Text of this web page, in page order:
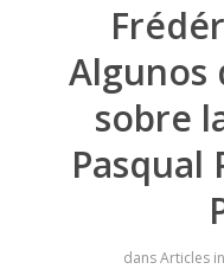
Algunos
sobre
Pasqual
dansArticles